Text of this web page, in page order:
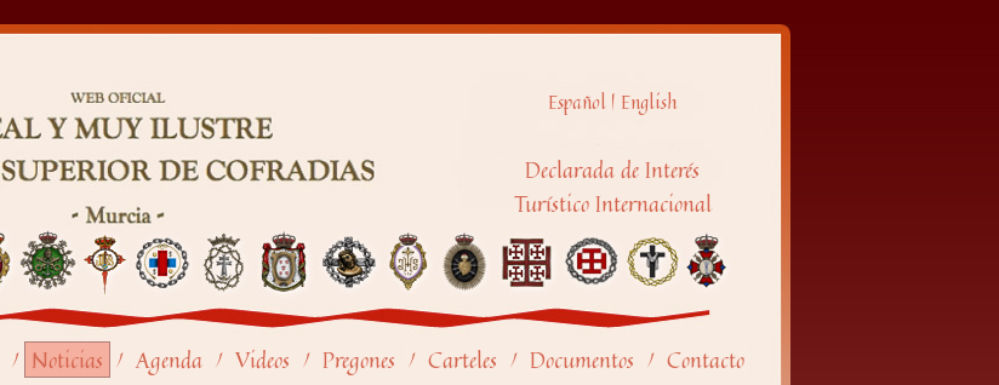
Español| English
Declarada de Interés
Turístico Internacional
/ Noticias / Agenda / Videos / Pregones / Carteles / Documentos / Contacto